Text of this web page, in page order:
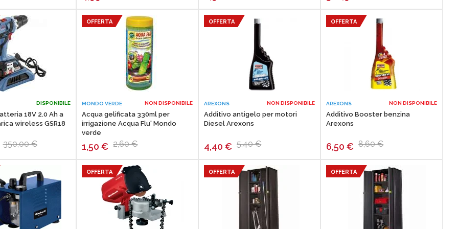
DISPONIBILE
18V 2.0 Ah a
wireless GSR18
350,00 €
OFFERTA
MONDO VERDE NON DISPONIBILE
Acqua gelificata 330ml per
irrigazione Acqua Flu' Mondo
verde
1,50€ 2,60 €
OFFERTA
AREXONS NON DISPONIBILE
Additivo antigelo per motori
Diesel Arexons
4,40€ 5,40 €
OFFERTA
AREXONS NON DISPONIBILE
Additivo Booster benzina
Arexons
6,50€ 8,60 €
OFFERTA OFFERTA OFFERTA